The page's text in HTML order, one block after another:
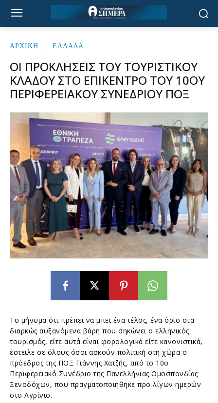
ΑΡΧΙΚΉ ΕΛΛΑΔΑ
ΟΙ ΠΡΟΚΛΉΣΕΙΣ ΤΟΥ ΤΟΥΡΙΣΤΙΚΟΎ
ΚΛΆΔΟΥ ΣΤΟ ΕΠΊΚΕΝΤΡΟ ΤΟΥ 10ΟΥ
ΠΕΡΙΦΕΡΕΙΑΚΟΎ ΣΥΝΕΔΡΊΟΥ ΠΟΞ
Το μήνυμα ότι πρέπει να μπει ένα τέλος, ένα όριο στα
διαρκώς αυξανόμενα βάρη που σηκώνει ο ελληνικός
τουρισμός, είτε αυτά είναι φορολογικά είτε κανονιστικά,
έστειλε σε όλους όσοι ασκούν πολιτική στη χώρα ο
πρόεδρος της ΠΟΞ Γιάννης Χατζής, από το 10ο
Περιφερειακό Συνέδριο της Πανελλήνιας Ομοσπονδίας
Ξενοδόχων, που πραγματοποιήθηκε προ λίγων ημερών
στο Αγρίνιο.